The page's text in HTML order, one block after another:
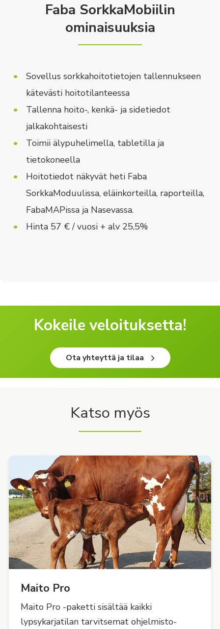
Faba SorkkaMobiilin
ominaisuuksia
Sovellus sorkkahoitotietojen tallennukseen
kätevästi hoitotilanteessa
Tallenna hoito-, kenkä- ja sidetiedot
jalkakohtaisesti
Toimii älypuhelimella, tabletilla ja
tietokoneella
Hoitotiedot näkyvät heti Faba
SorkkaModuulissa, eläinkorteilla, raporteilla,
FabaMAPissa ja Nasevassa.
Hinta 57 € / vuosi + alv 25,5%
Kokeile veloituksetta!
Ota yhteyttä ja tilaa
Katso myös
Maito Pro
Maito Pro -paketti sisältää kaikki
lypsykarjatilan tarvitsemat ohjelmisto-